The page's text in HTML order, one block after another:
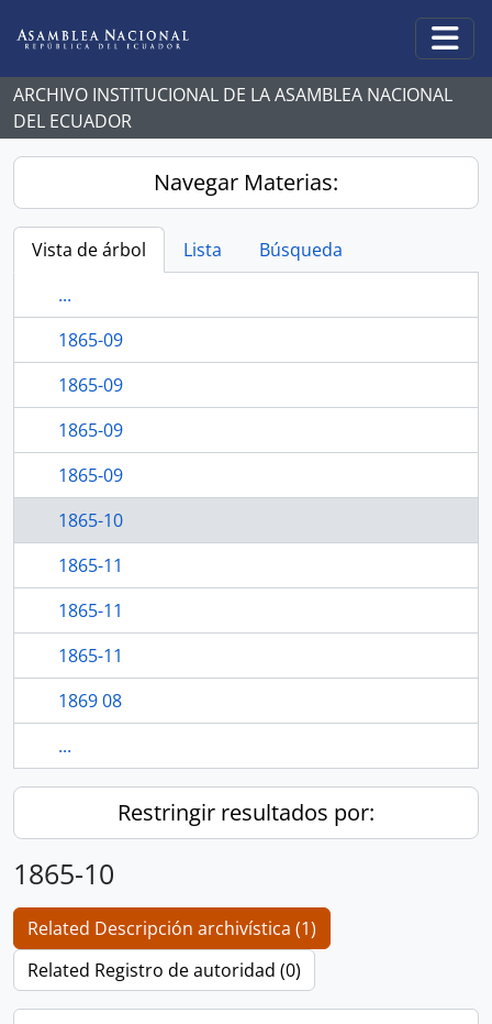
ARCHIVO INSTITUCIONAL DE LA ASAMBLEA NACIONAL
DEL ECUADOR
Navegar Materias:
Vista de árbol Lista
Búsqueda
...
1865-09
1865-09
1865-09
1865-09
1865-10
1865-11
1865-11
1865-11
1869 08
...
Restringir resultados por:
1865-10
Related Descripción archivística (1)
Related Registro de autoridad (0)